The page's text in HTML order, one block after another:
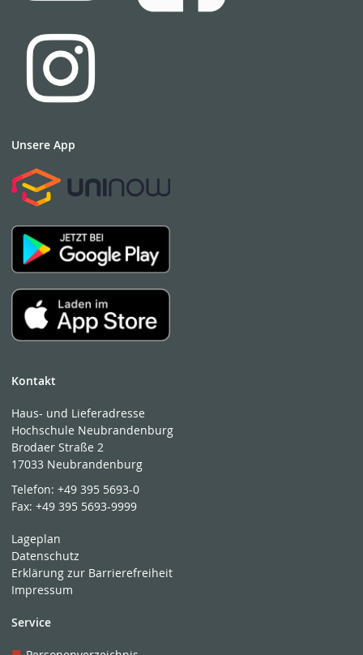
Unsere App
Kontakt
Haus- und Lieferadresse
Hochschule Neubrandenburg
Brodaer Straße 2
17033 Neubrandenburg
Telefon:+49 395 5693-0
Fax:+49 395 5693-9999
Lageplan
Datenschutz
Erklärung zur Barrierefreiheit
Impressum
Service